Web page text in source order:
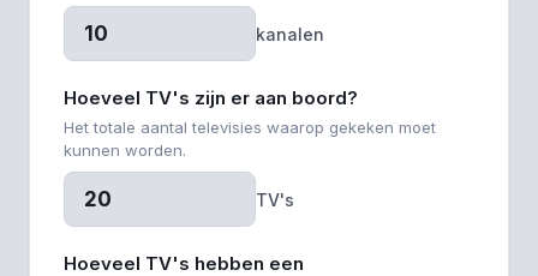
kanalen
Hoeveel TV's zijn er aan boord?
Het totale aantal televisies waarop gekeken moet
kunnen worden.
TV's
Hoeveel TV's hebben een